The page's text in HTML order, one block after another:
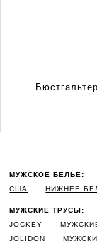
МУЖСКОЕ БЕЛЬЕ:
США
НИЖНЕЕ
МУЖСКИЕ ТРУСЫ:
JOCKEY
JOLIDON